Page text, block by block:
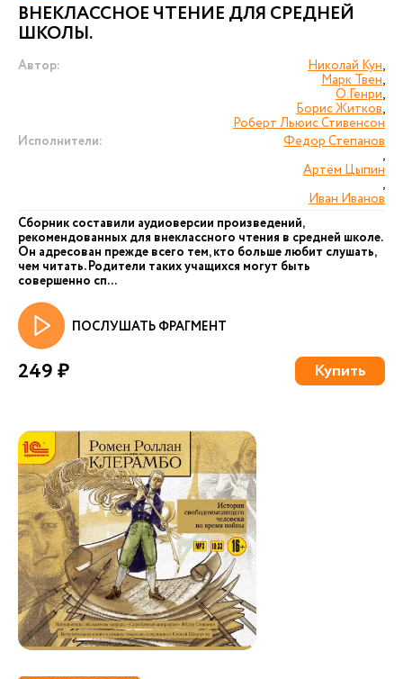
ВНЕКЛАССНОЕ ЧТЕНИЕ ДЛЯ СРЕДНЕЙ
ШКОЛЫ.
Автор: Николай Кун,
Марк Твен,
О.Генри,
Борис Житков,
Роберт Льюис Стивенсон
Исполнители:
Федор Степанов
,
Артём Цыпин
,
Иван Иванов
Сборник составили аудиоверсии произведений,
рекомендованных для внеклассного чтения в средней школе.
Он адресован прежде всего тем, кто больше любит слушать,
чем читать. Родители таких учащихся могут быть
совершенно сп...
ПОСЛУШАТЬ ФРАГМЕНТ
249 ₽ Купить